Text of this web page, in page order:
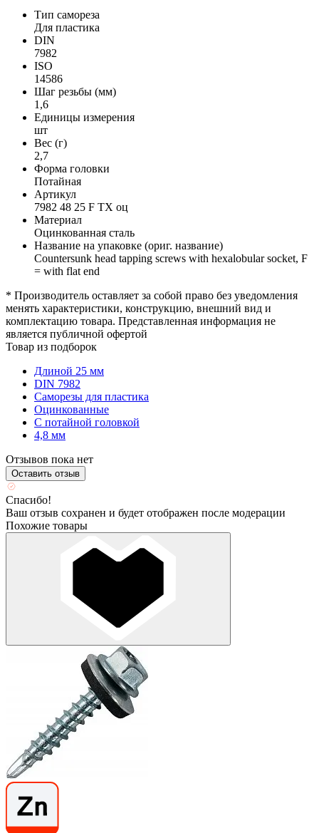
Тип самореза
Для пластика
DIN
7982
ISO
14586
Шаг резьбы (мм)
1,6
Единицы измерения
шт
Вес (г)
2,7
Форма головки
Потайная
Артикул
7982 48 25 F TX оц
Материал
Оцинкованная сталь
Название на упаковке (ориг. название)
Countersunk head tapping screws with hexalobular socket, F
= with flat end
* Производитель оставляет за собой право без уведомления
менять характеристики, конструкцию, внешний вид и
комплектацию товара. Представленная информация не
является публичной офертой
Товар из подборок
Длиной 25 мм
DIN 7982
Саморезы для пластика
Оцинкованные
С потайной головкой
4,8 мм
Отзывов пока нет
Оставить отзыв
Спасибо!
Ваш отзыв сохранен и будет отображен после модерации
Похожие товары